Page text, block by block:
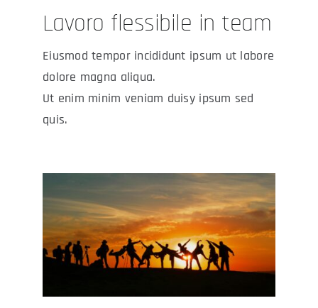
Lavoro flessibile in team
Eiusmod tempor incididunt ipsum ut labore
dolore magna aliqua.
Ut enim minim veniam duisy ipsum sed
quis.